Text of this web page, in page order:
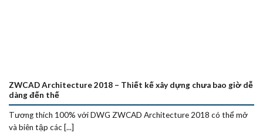
ZWCAD Architecture 2018 – Thiết kế xây dựng chưa bao giờ dễ
dàng đến thế
Tương thích 100% với DWG ZWCAD Architecture 2018 có thể mở
và biên tập các [...]